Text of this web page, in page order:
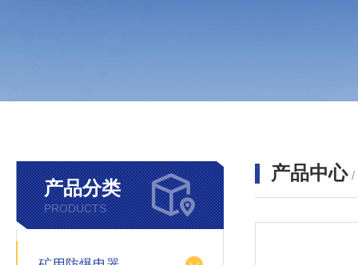
产品分类
PRODUCTS
产品中心 /